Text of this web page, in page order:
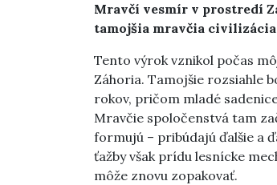
Mravčí vesmír v prostredí
tamojšia mravčia
Tento výrok vznikol počas
Záhoria. Tamojšie rozsiahle
rokov, pričom mladé
Mravčie spoločenstvá tam
formujú – pribúdajú ďalšie a
ťažby však prídu lesnícke
môže znovu zopakovať.